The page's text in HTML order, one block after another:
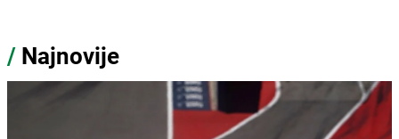
/ Najnovije